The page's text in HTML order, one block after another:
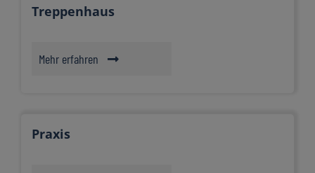
Treppenhaus
Mehr erfahren
Praxis